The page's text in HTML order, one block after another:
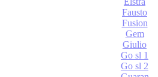
Fausto
Fusion
Gem
Giulio
Go sl 1
Go sl 2